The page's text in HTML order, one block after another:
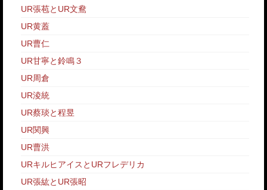
UR張苞とUR文鴦
UR黄蓋
UR曹仁
UR甘寧と鈴鳴３
UR周倉
UR淩統
UR蔡琰と程昱
UR関興
UR曹洪
URキルヒアイスとURフレデリカ
UR張紘とUR張昭